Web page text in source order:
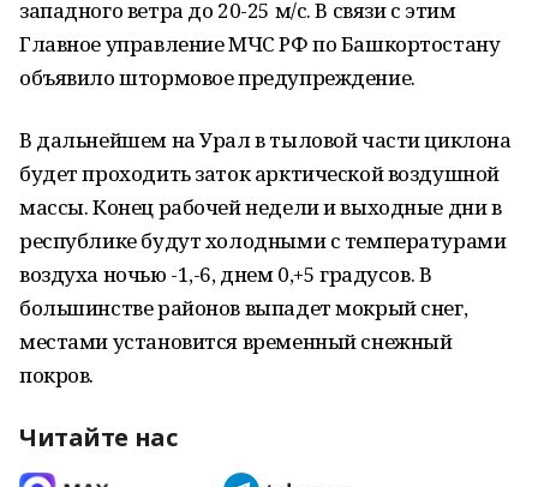
западного ветра до 20-25 м/с. В связи с этим
Главное управление МЧС РФ по Башкортостану
объявило штормовое предупреждение.
В дальнейшем на Урал в тыловой части циклона
будет проходить заток арктической воздушной
массы. Конец рабочей недели и выходные дни в
республике будут холодными с температурами
воздуха ночью -1,-6, днем 0,+5 градусов. В
большинстве районов выпадет мокрый снег,
местами установится временный снежный
покров.
Читайте нас